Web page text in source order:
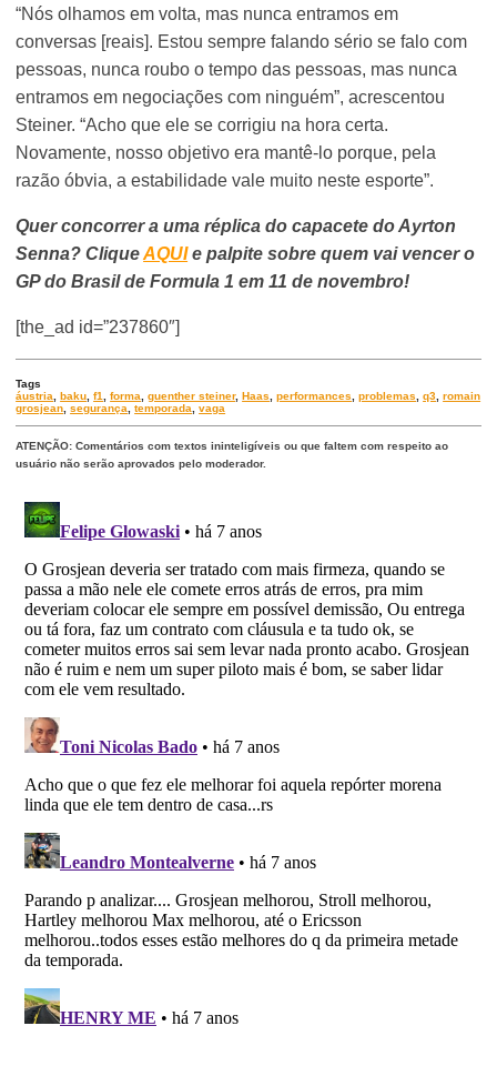
“Nós olhamos em volta, mas nunca entramos em
conversas [reais]. Estou sempre falando sério se falo com
pessoas, nunca roubo o tempo das pessoas, mas nunca
entramos em negociações com ninguém”, acrescentou
Steiner. “Acho que ele se corrigiu na hora certa.
Novamente, nosso objetivo era mantê-lo porque, pela
razão óbvia, a estabilidade vale muito neste esporte”.
Quer concorrer a uma réplica do capacete do Ayrton
Senna? CliqueAQUIe palpite sobre quem vai vencer o
GP do Brasil de Formula 1 em 11 de novembro!
[the_ad id=”237860″]
Tags
áustria,baku,f1,forma,guenther steiner,Haas,performances,problemas,q3,romain
grosjean,segurança,temporada,vaga
ATENÇÃO: Comentários com textos ininteligíveis ou que faltem com respeito ao
usuário não serão aprovados pelo moderador.